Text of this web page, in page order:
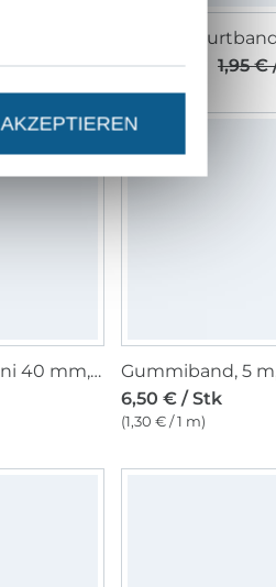
1,50 € / m
1,95 €
Gummiband uni 40 mm, weiß
6,50 € / Stk
(1,30 € / 1 m)